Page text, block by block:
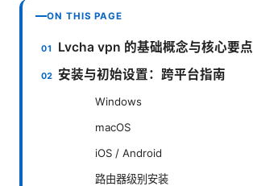
ON THIS PAGE
Lvcha vpn 的基础概念与核心要点
安装与初始设置：跨平台指南
Windows
macOS
iOS / Android
路由器级别安装